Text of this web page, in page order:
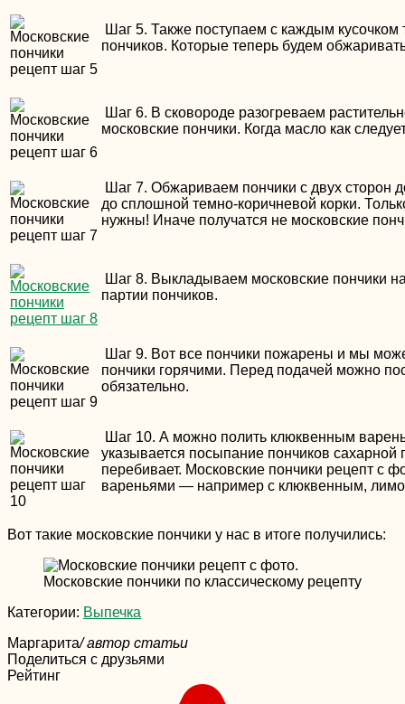
Шаг 5. Также поступаем с каждым кусочком
пончиков. Которые теперь будем
Шаг 6. В сковороде разогреваем
московские пончики. Когда масло как
Шаг 7. Обжариваем пончики с двух сторон
до сплошной темно-коричневой корки.
нужны! Иначе получатся не московские
Шаг 8. Выкладываем московские пончики
партии пончиков.
Шаг 9. Вот все пончики пожарены и мы
пончики горячими. Перед подачей можно
обязательно.
Шаг 10. А можно полить клюквенным
указывается посыпание пончиков
перебивает. Московские пончики рецепт с
вареньями — например с клюквенным,
Вот такие московские пончики у нас в итоге получились:
Московские пончики по классическому рецепту
Категории: Выпечка
Маргарита/ автор статьи
Поделиться с друзьями
Рейтинг